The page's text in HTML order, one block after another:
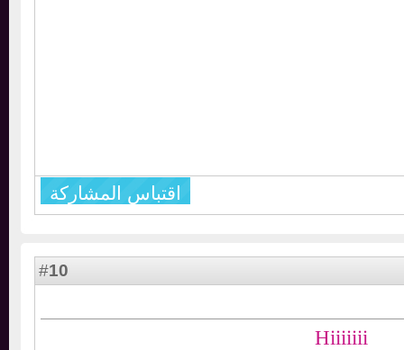
اقتباس المشاركة
10
Hiiiiiii